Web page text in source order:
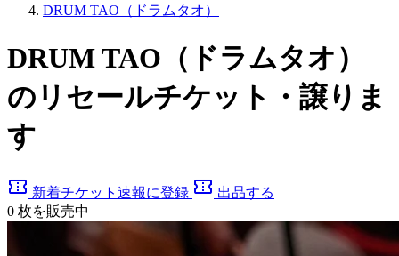
DRUM TAO（ドラムタオ）
DRUM TAO（ドラムタオ）
のリセールチケット・譲りま
す
confirmation_number 新着チケット速報に登録 confirmation_number 出品する
0 枚を販売中